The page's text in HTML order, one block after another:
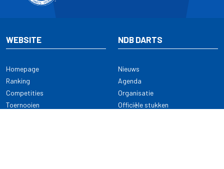
WEBSITE
Homepage
Ranking
Competities
Toernooien
NDB DARTS
Nieuws
Agenda
Organisatie
Officiële stukken